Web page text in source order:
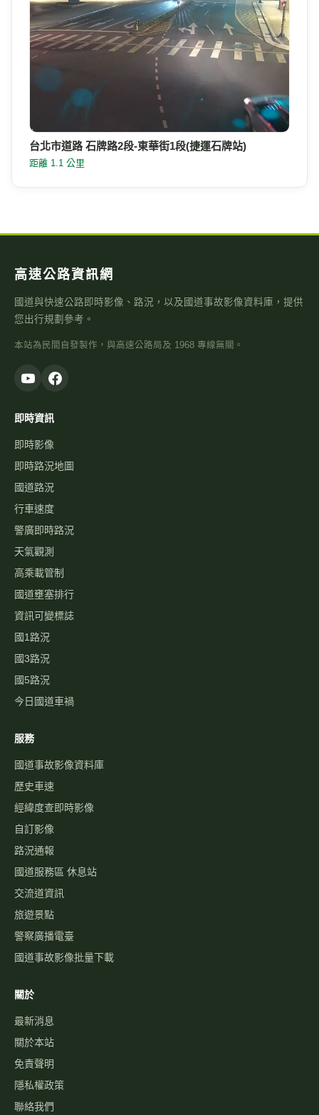
台北市道路 石牌路2段-東華街1段(捷運石牌站)
距離 1.1 公里
高速公路資訊網
國道與快速公路即時影像、路況，以及國道事故影像資料庫，提供
您出行規劃參考。
本站為民間自發製作，與高速公路局及 1968 專線無關。
即時資訊
即時影像
即時路況地圖
國道路況
行車速度
警廣即時路況
天氣觀測
高乘載管制
國道壅塞排行
資訊可變標誌
國1路況
國3路況
國5路況
今日國道車禍
服務
國道事故影像資料庫
歷史車速
經緯度查即時影像
自訂影像
路況通報
國道服務區 休息站
交流道資訊
旅遊景點
警察廣播電臺
國道事故影像批量下載
關於
最新消息
關於本站
免責聲明
隱私權政策
聯絡我們